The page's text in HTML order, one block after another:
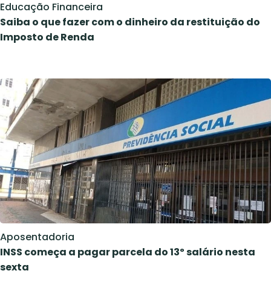
Educação Financeira
Saiba o que fazer com o dinheiro da restituição do
Imposto de Renda
Aposentadoria
INSS começa a pagar parcela do 13º salário nesta
sexta